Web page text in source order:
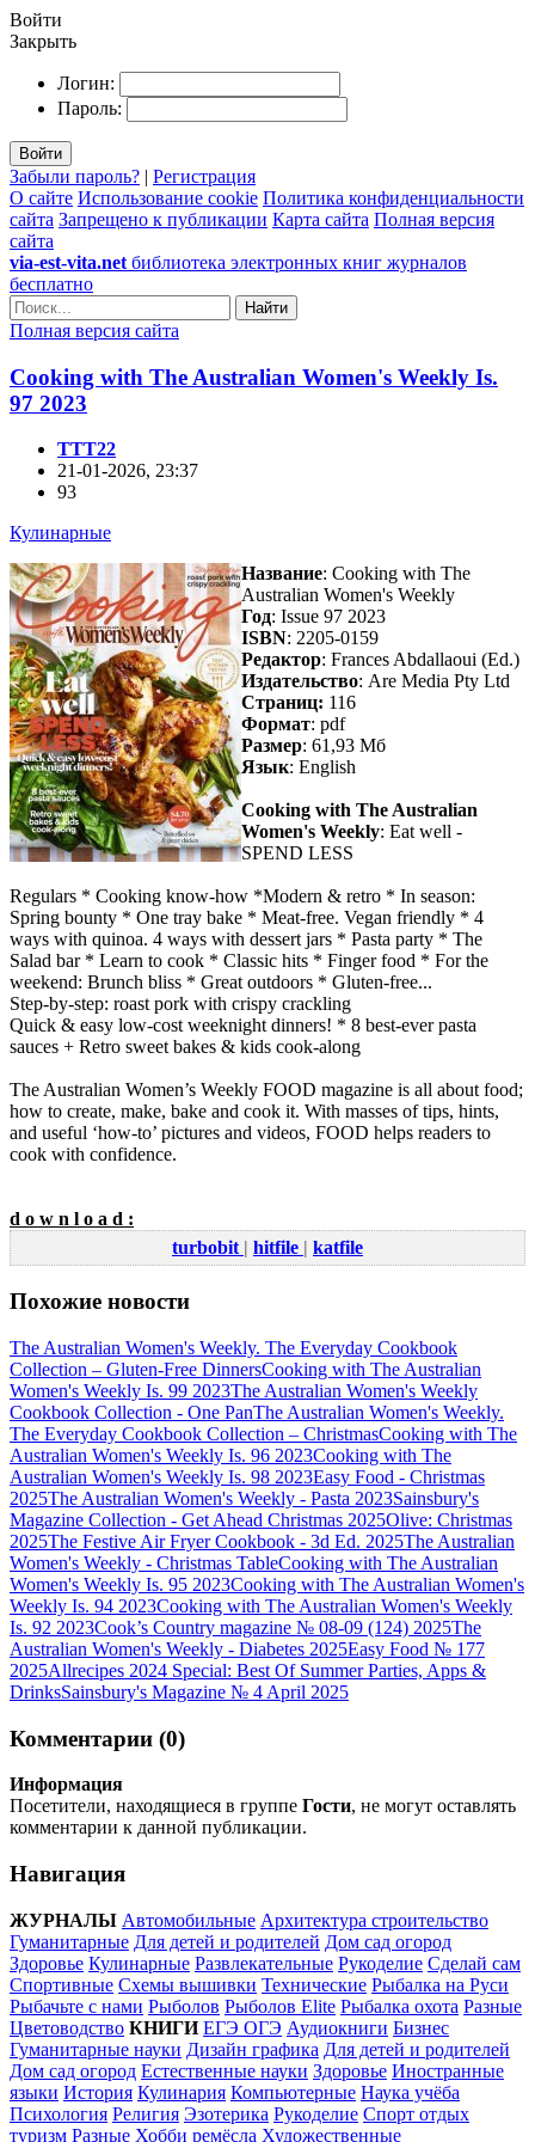
Войти
Закрыть
Логин:
Пароль:
Войти
Забыли пароль? | Регистрация
О сайте Использование cookie Политика конфиденциальности
сайта Запрещено к публикации Карта сайта Полная версия
сайта
via-est-vita.net библиотека электронных книг журналов
бесплатно
Найти
Полная версия сайта
Cooking with The Australian Women's Weekly Is.
97 2023
TTT22
21-01-2026, 23:37
93
Кулинарные
Название: Cooking with The
Australian Women's Weekly
Год: Issue 97 2023
ISBN: 2205-0159
Редактор: Frances Abdallaoui (Ed.)
Издательство: Are Media Pty Ltd
Cтраниц: 116
Формат: pdf
Размер: 61,93 Мб
Язык: English
Cooking with The Australian
Women's Weekly: Eat well -
SPEND LESS
Regulars * Cooking know-how *Modern & retro * In season:
Spring bounty * One tray bake * Meat-free. Vegan friendly * 4
ways with quinoa. 4 ways with dessert jars * Pasta party * The
Salad bar * Learn to cook * Classic hits * Finger food * For the
weekend: Brunch bliss * Great outdoors * Gluten-free...
Step-by-step: roast pork with crispy crackling
Quick & easy low-cost weeknight dinners! * 8 best-ever pasta
sauces + Retro sweet bakes & kids cook-along
The Australian Women’s Weekly FOOD magazine is all about food;
how to create, make, bake and cook it. With masses of tips, hints,
and useful ‘how-to’ pictures and videos, FOOD helps readers to
cook with confidence.
d o w n l o a d :
turbobit | hitfile | katfile
Похожие новости
The Australian Women's Weekly. The Everyday Cookbook
Collection – Gluten-Free DinnersCooking with The Australian
Women's Weekly Is. 99 2023The Australian Women's Weekly
Cookbook Collection - One PanThe Australian Women's Weekly.
The Everyday Cookbook Collection – ChristmasCooking with The
Australian Women's Weekly Is. 96 2023Cooking with The
Australian Women's Weekly Is. 98 2023Easy Food - Christmas
2025The Australian Women's Weekly - Pasta 2023Sainsbury's
Magazine Collection - Get Ahead Christmas 2025Olive: Christmas
2025The Festive Air Fryer Cookbook - 3d Ed. 2025The Australian
Women's Weekly - Christmas TableCooking with The Australian
Women's Weekly Is. 95 2023Cooking with The Australian Women's
Weekly Is. 94 2023Cooking with The Australian Women's Weekly
Is. 92 2023Cook’s Country magazine № 08-09 (124) 2025The
Australian Women's Weekly - Diabetes 2025Easy Food № 177
2025Allrecipes 2024 Special: Best Of Summer Parties, Apps &
DrinksSainsbury's Magazine № 4 April 2025
Комментарии (0)
Информация
Посетители, находящиеся в группе Гости, не могут оставлять
комментарии к данной публикации.
Навигация
ЖУРНАЛЫ Автомобильные Архитектура строительство
Гуманитарные Для детей и родителей Дом сад огород
Здоровье Кулинарные Развлекательные Рукоделие Сделай сам
Спортивные Схемы вышивки Технические Рыбалка на Руси
Рыбачьте с нами Рыболов Рыболов Elite Рыбалка охота Разные
Цветоводство КНИГИ ЕГЭ ОГЭ Аудиокниги Бизнес
Гуманитарные науки Дизайн графика Для детей и родителей
Дом сад огород Естественные науки Здоровье Иностранные
языки История Кулинария Компьютерные Наука учёба
Психология Религия Эзотерика Рукоделие Спорт отдых
туризм Разные Хобби ремёсла Художественные